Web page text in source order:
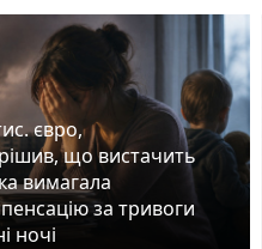
євро,
що вистачить
вимагала
за тривоги
ночі